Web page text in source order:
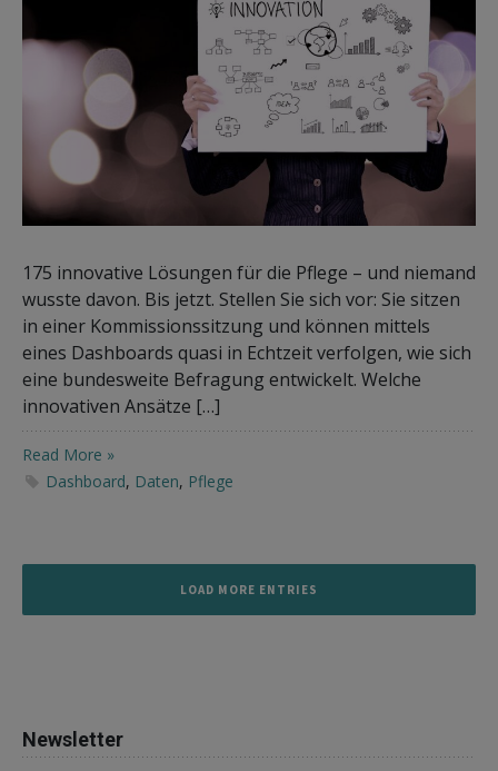
175 innovative Lösungen für die Pflege – und niemand
wusste davon. Bis jetzt. Stellen Sie sich vor: Sie sitzen
in einer Kommissionssitzung und können mittels
eines Dashboards quasi in Echtzeit verfolgen, wie sich
eine bundesweite Befragung entwickelt. Welche
innovativen Ansätze […]
Read More »
Dashboard, Daten, Pflege
LOAD MORE ENTRIES
Newsletter